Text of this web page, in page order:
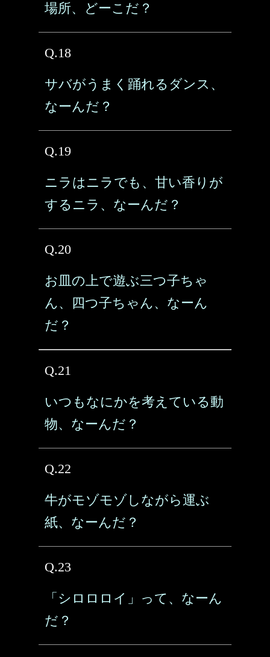
場所、どーこだ？
Q.18
サバがうまく踊れるダンス、
なーんだ？
Q.19
ニラはニラでも、甘い香りが
するニラ、なーんだ？
Q.20
お皿の上で遊ぶ三つ子ちゃ
ん、四つ子ちゃん、なーん
だ？
Q.21
いつもなにかを考えている動
物、なーんだ？
Q.22
牛がモゾモゾしながら運ぶ
紙、なーんだ？
Q.23
「シロロロイ」って、なーん
だ？